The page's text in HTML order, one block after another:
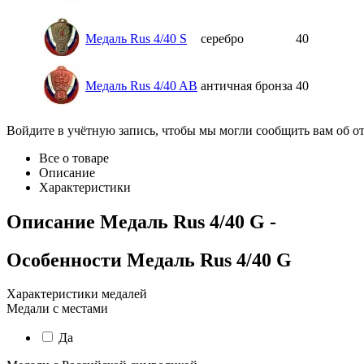
Медаль Rus 4/40 S серебро 40
Медаль Rus 4/40 AB античная бронза 40
Войдите в учётную запись, чтобы мы могли сообщить вам об
Все о товаре
Описание
Характеристики
Описание Медаль Rus 4/40 G -
Особенности Медаль Rus 4/40 G
Характеристики медалей
Медали с местами
Да